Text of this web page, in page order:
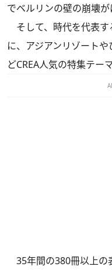
でベルリンの壁の崩壊が
そして、時代を代表す
に、アジアンリゾート
どCREA人気の特集テーマ
35年間の380冊以上の